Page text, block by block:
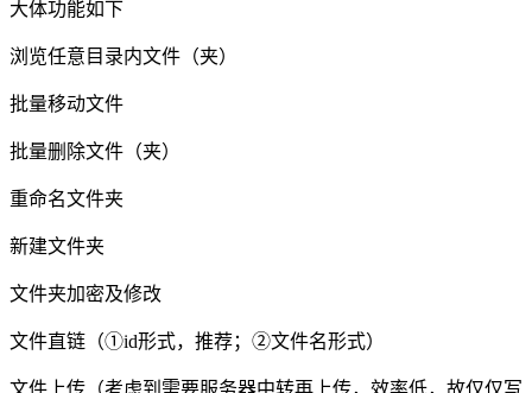
大体功能如下
浏览任意目录内文件（夹）
批量移动文件
批量删除文件（夹）
重命名文件夹
新建文件夹
文件夹加密及修改
文件直链（①id形式，推荐；②文件名形式）